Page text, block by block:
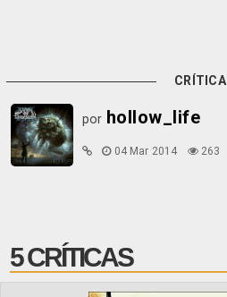
CRÍTICA
por hollow_life
04 Mar 2014 263
5 CRÍTICAS